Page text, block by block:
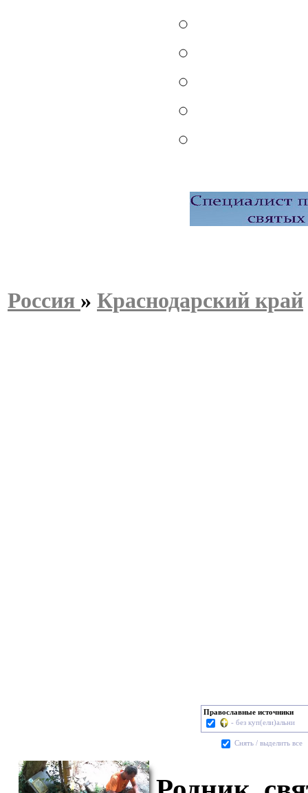
Россия » Краснодарский край
Православные источники
- без куп(ели)альни
Cнять / выделить все